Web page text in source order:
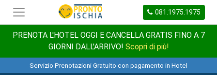
081.1975.1975
PRENOTA L'HOTEL OGGI E CANCELLA GRATIS FINO A 7
GIORNI DALL'ARRIVO! Scopri di più!
Servizio Prenotazioni Gratuito con pagamento in Hotel